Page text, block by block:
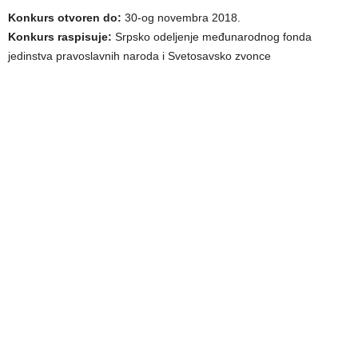
Konkurs otvoren do: 30-og novembra 2018.
Konkurs raspisuje: Srpsko odelјenje međunarodnog fonda
jedinstva pravoslavnih naroda i Svetosavsko zvonce